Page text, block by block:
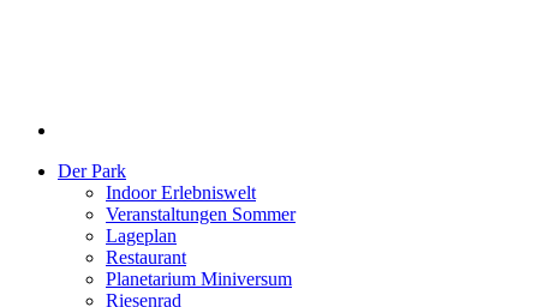
Der Park
Indoor Erlebniswelt
Veranstaltungen Sommer
Lageplan
Restaurant
Planetarium Miniversum
Riesenrad